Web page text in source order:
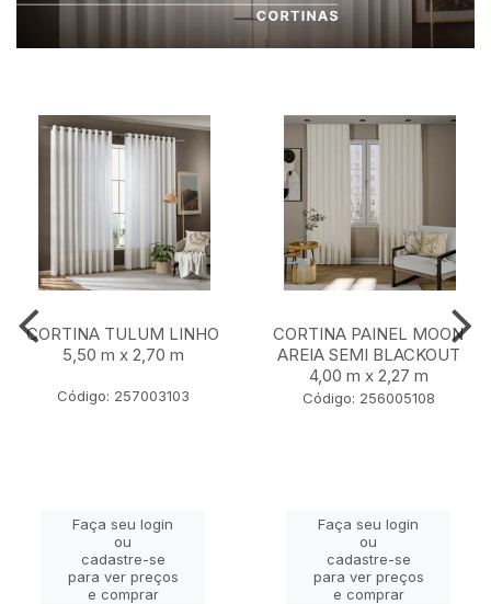
CORTINA TULUM LINHO
5,50 m x 2,70 m
Código: 257003103
Faça seu login
ou
cadastre-se
para ver preços
e comprar
CORTINA PAINEL MOON
AREIA SEMI BLACKOUT
4,00 m x 2,27 m
Código: 256005108
Faça seu login
ou
cadastre-se
para ver preços
e comprar